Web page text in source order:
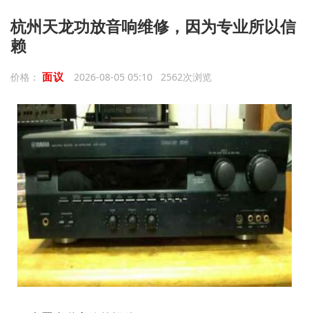
杭州天龙功放音响维修，因为专业所以信
赖
价格： 面议 2026-08-05 05:10 2562次浏览